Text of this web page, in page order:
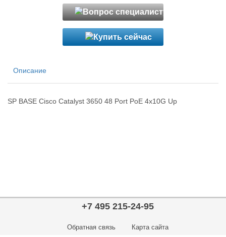
Описание
SP BASE Cisco Catalyst 3650 48 Port PoE 4x10G Up
+7 495 215-24-95
Обратная связь Карта сайта